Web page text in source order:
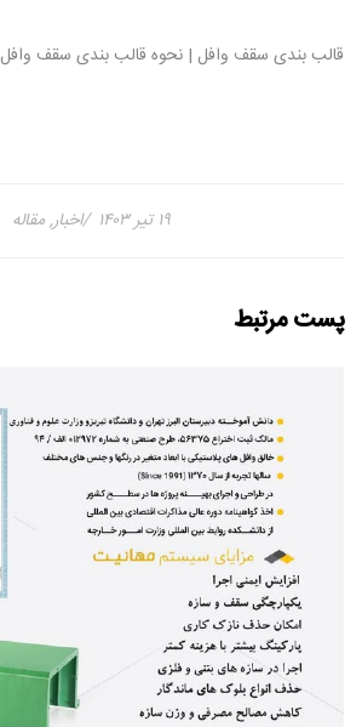
قالب بندی سقف وافل | نحوه قالب بندی سقف وافل
۱۹ تیر ۱۴۰۳ اخبار,مقاله
پست مرتبط